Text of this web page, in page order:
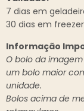
7 dias em
30 dias em
Informação
O bolo da
um bolo maior
unidade.
Bolos acima de